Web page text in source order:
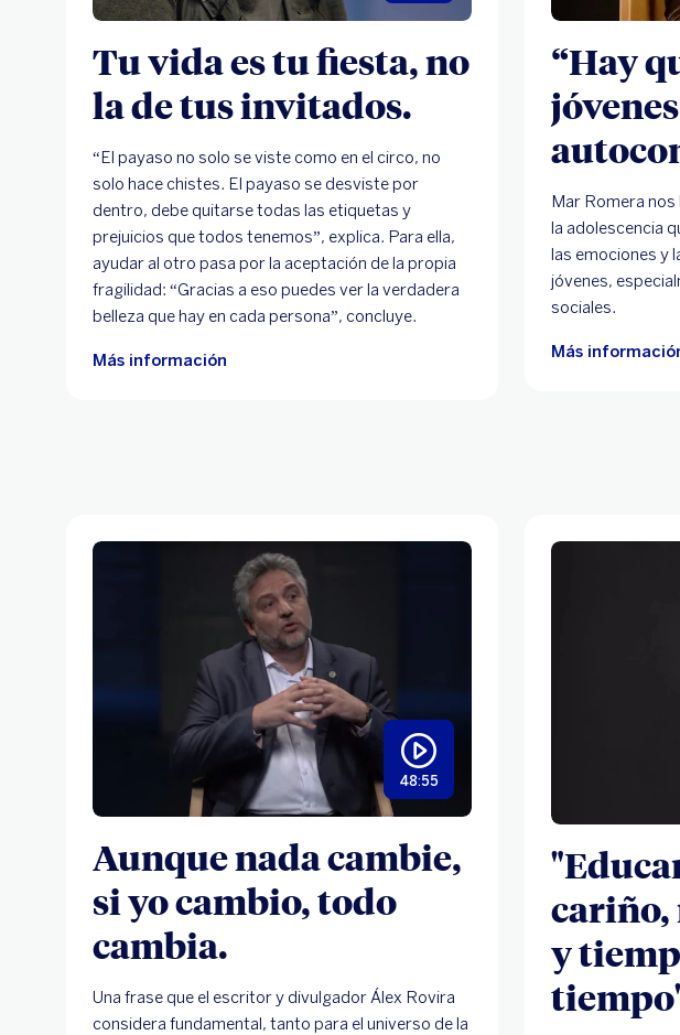
Tu vida es tu fiesta, no
la de tus invitados.
“El payaso no solo se viste como en el circo, no
solo hace chistes. El payaso se desviste por
dentro, debe quitarse todas las etiquetas y
prejuicios que todos tenemos”, explica. Para ella,
ayudar al otro pasa por la aceptación de la propia
fragilidad: “Gracias a eso puedes ver la verdadera
belleza que hay en cada persona”, concluye.
Más información
“Hay
Mar Romera nos
la adolescencia
las emociones y
jóvenes,
sociales.
Más
48:55
Aunque nada cambie,
si yo cambio, todo
cambia.
Una frase que el escritor y divulgador Álex Rovira
considera fundamental, tanto para el universo de la
cariño,
y